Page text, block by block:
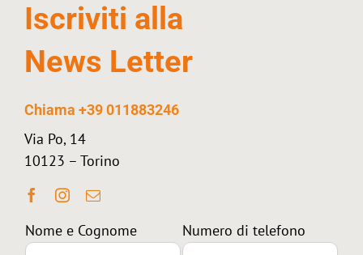
Iscriviti alla
News Letter
Chiama +39 011883246
Via Po, 14
10123 – Torino
Nome e Cognome Numero di telefono